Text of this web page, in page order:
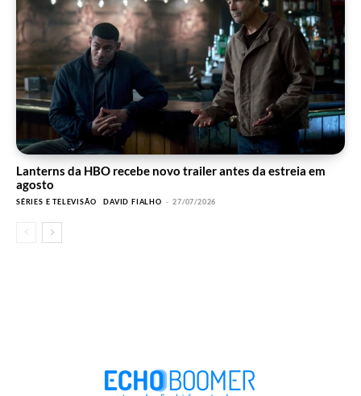
Lanterns da HBO recebe novo trailer antes da estreia em
agosto
SÉRIES E TELEVISÃO DAVID FIALHO - 27/07/2026